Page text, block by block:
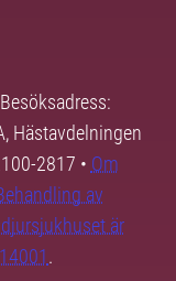
Hästavdelningen
2817 • Om
av
är
.